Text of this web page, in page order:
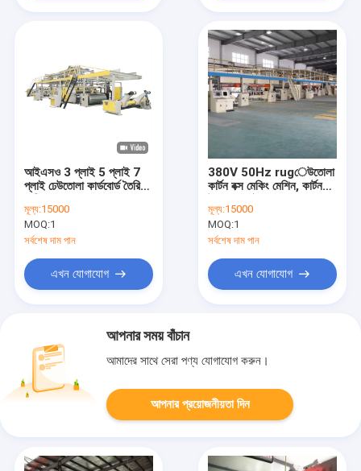
আইএসও 3 প্লাই 5 প্লাই 7
প্লাই ঢেউতোলা কার্ডবোর্ড তৈরির
মূল্য:15000
MOQ:1
সর্বশেষ দাম পান
এখন যোগাযোগ
380V 50Hz rugেউতোলা
কার্টন বক্স মেকিং মেশিন, কার্টন
মূল্য:15000
MOQ:1
সর্বশেষ দাম পান
এখন যোগাযোগ
আপনার সময় বাঁচান
আমাদের সাথে সেরা পণ্য যোগাযোগ করুন।
আপনার প্রয়োজনীয়তা দিন